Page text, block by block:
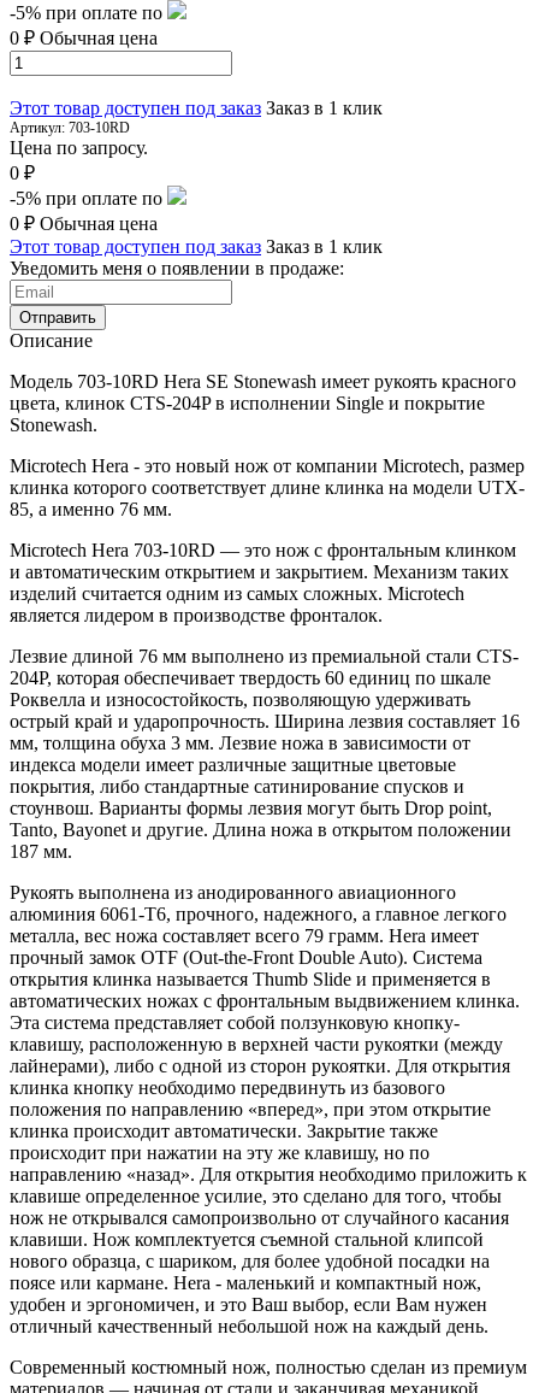
-5% при оплате по
0 ₽ Обычная цена
Этот товар доступен под заказ Заказ в 1 клик
Артикул: 703-10RD
Цена по запросу.
0 ₽
-5% при оплате по
0 ₽ Обычная цена
Этот товар доступен под заказ Заказ в 1 клик
Уведомить меня о появлении в продаже:
Отправить
Описание
Модель 703-10RD Hera SE Stonewash имеет рукоять красного
цвета, клинок CTS-204P в исполнении Single и покрытие
Stonewash.
Microtech Hera - это новый нож от компании Microtech, размер
клинка которого соответствует длине клинка на модели UTX-
85, а именно 76 мм.
Microtech Hera 703-10RD — это нож с фронтальным клинком
и автоматическим открытием и закрытием. Механизм таких
изделий считается одним из самых сложных. Microtech
является лидером в производстве фронталок.
Лезвие длиной 76 мм выполнено из премиальной стали CTS-
204P, которая обеспечивает твердость 60 единиц по шкале
Роквелла и износостойкость, позволяющую удерживать
острый край и ударопрочность. Ширина лезвия составляет 16
мм, толщина обуха 3 мм. Лезвие ножа в зависимости от
индекса модели имеет различные защитные цветовые
покрытия, либо стандартные сатинирование спусков и
стоунвош. Варианты формы лезвия могут быть Drop point,
Tanto, Bayonet и другие. Длина ножа в открытом положении
187 мм.
Рукоять выполнена из анодированного авиационного
алюминия 6061-T6, прочного, надежного, а главное легкого
металла, вес ножа составляет всего 79 грамм. Hera имеет
прочный замок OTF (Out-the-Front Double Auto). Система
открытия клинка называется Thumb Slide и применяется в
автоматических ножах с фронтальным выдвижением клинка.
Эта система представляет собой ползунковую кнопку-
клавишу, расположенную в верхней части рукоятки (между
лайнерами), либо с одной из сторон рукоятки. Для открытия
клинка кнопку необходимо передвинуть из базового
положения по направлению «вперед», при этом открытие
клинка происходит автоматически. Закрытие также
происходит при нажатии на эту же клавишу, но по
направлению «назад». Для открытия необходимо приложить к
клавише определенное усилие, это сделано для того, чтобы
нож не открывался самопроизвольно от случайного касания
клавиши. Нож комплектуется съемной стальной клипсой
нового образца, с шариком, для более удобной посадки на
поясе или кармане. Hera - маленький и компактный нож,
удобен и эргономичен, и это Ваш выбор, если Вам нужен
отличный качественный небольшой нож на каждый день.
Современный костюмный нож, полностью сделан из премиум
материалов — начиная от стали и заканчивая механикой